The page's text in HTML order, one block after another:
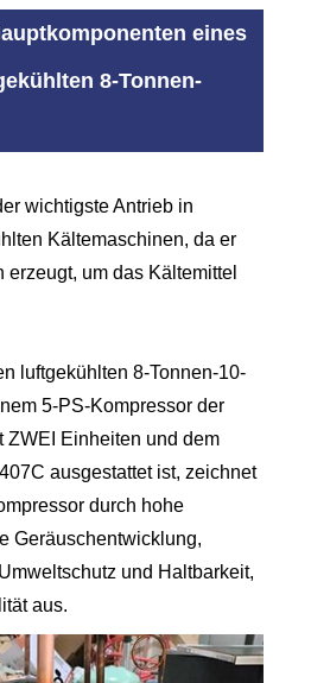
eines
8-Tonnen-
wichtigste Antrieb in
Kältemaschinen, da er
um das Kältemittel
luftgekühlten 8-Tonnen-10-
5-PS-Kompressor der
ZWEI Einheiten und dem
ausgestattet ist, zeichnet
durch hohe
Geräuschentwicklung,
und Haltbarkeit,
aus.